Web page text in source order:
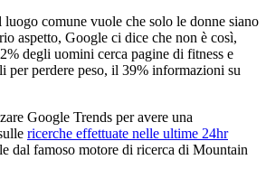
luogo comune vuole che solo le donne siano
aspetto, Google ci dice che non è così,
degli uomini cerca pagine di fitness e
per perdere peso, il 39% informazioni su
Google Trends per avere una
ricerche effettuate nelle ultime 24hr
dal famoso motore di ricerca di Mountain